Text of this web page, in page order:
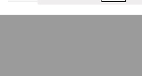
КОММЕНТАРИИ